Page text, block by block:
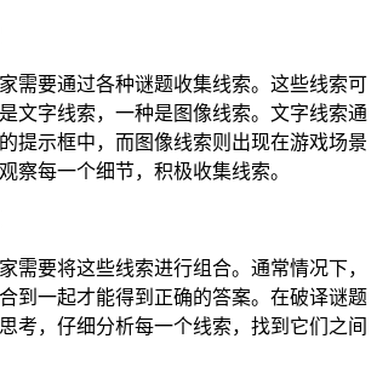
需要通过各种谜题收集线索。这些线索可
文字线索，一种是图像线索。文字线索通
提示框中，而图像线索则出现在游戏场景
察每一个细节，积极收集线索。
需要将这些线索进行组合。通常情况下，
到一起才能得到正确的答案。在破译谜题
考，仔细分析每一个线索，找到它们之间